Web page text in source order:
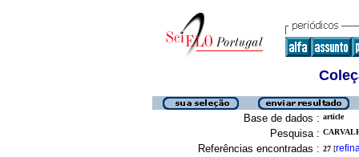
Base de dados : article
Pesquisa :
Referências encontradas : 27 [